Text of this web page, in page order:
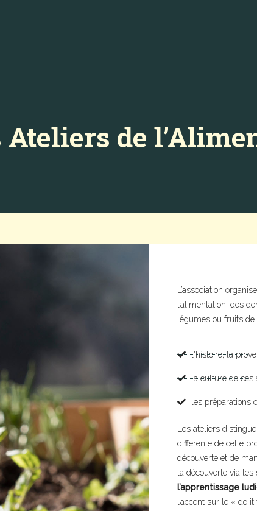
Ateliers de
L’association
l’alimentation, des
légumes ou fruits
l'histoire, la
la culture de ces
les préparations
Les ateliers
différente de celle
découverte et de
la découverte via les
l’apprentissage
l’accent sur le « do